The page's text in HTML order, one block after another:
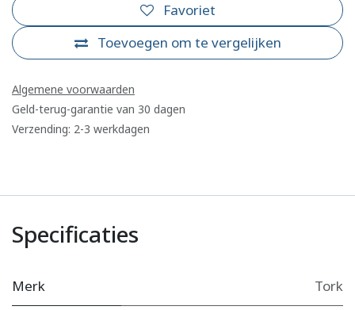
Toevoegen om te vergelijken
Favoriet
Algemene voorwaarden
Geld-terug-garantie van 30 dagen
Verzending: 2-3 werkdagen
Specificaties
Merk Tork